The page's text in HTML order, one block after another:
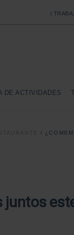
|
DE ACTIVIDADES
/
juntos